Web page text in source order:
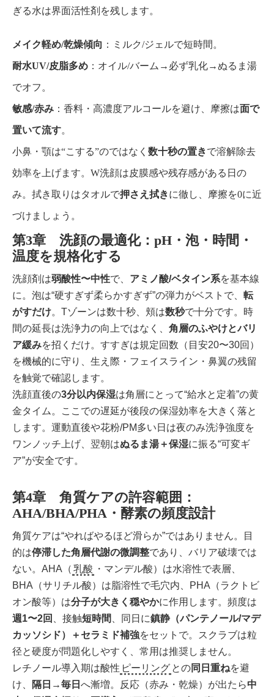
ぎる水は界面活性剤を残します。
メイク軽め/乾燥傾向 ：ミルク/ジェルで短時間。
耐水UV/皮脂多め ：オイル/バーム→必ず乳化→ぬるま湯
でオフ。
敏感/赤み ：香料・高濃度アルコールを避け、摩擦は面で
置いて流す。
小鼻・顎は“こする”のではなく 数十秒の置きで溶解除去
効率を上げます。W洗顔は皮膜感や残存感がある日の
み。拭き取りはタオルで押さえ拭きに徹し、摩擦を0に近
づけましょう。
第3章 洗顔の最適化：pH・泡・時間・
温度を規格化する
洗顔剤は弱酸性〜中性で、 アミノ酸/ベタイン系を基本線
に。泡は“硬すぎず柔らかすぎず”の弾力がベストで、 転
がすだけ。Tゾーンは数十秒、頬は数秒で十分です。時
間の延長は洗浄力の向上ではなく、 角層のふやけとバリ
ア緩みを招くだけ。すすぎは規定回数（目安20〜30回）
を機械的に守り、生え際・フェイスライン・鼻翼の残留
を触覚で確認します。
洗顔直後の3分以内保湿は角層にとって“給水と定着”の黄
金タイム。ここでの遅延が後段の保湿効率を大きく落と
します。運動直後や花粉/PM多い日は夜のみ洗浄強度を
ワンノッチ上げ、翌朝はぬるま湯＋保湿に振る“可変ギ
ア”が安全です。
第4章 角質ケアの許容範囲：
AHA/BHA/PHA・酵素の頻度設計
角質ケアは“やればやるほど滑らか”ではありません。目
的は停滞した角層代謝の微調整であり、バリア破壊では
ない。AHA（ 乳酸 ・マンデル酸）は水溶性で表層、
BHA（サリチル酸）は脂溶性で毛穴内、PHA（ラクトビ
オン酸等）は分子が大きく穏やかに作用します。頻度は
週1〜2回
、接触短時間 、同日に鎮静（パンテノール/マデ
カッソシド）＋セラミド補強をセットで。スクラブは粒
径と硬度が問題化しやすく、常用は推奨しません。
レチノール導入期は酸性 ピーリング との同日重ねを避
け、
隔日→毎日 へ漸増。反応（赤み・乾燥）が出たら中